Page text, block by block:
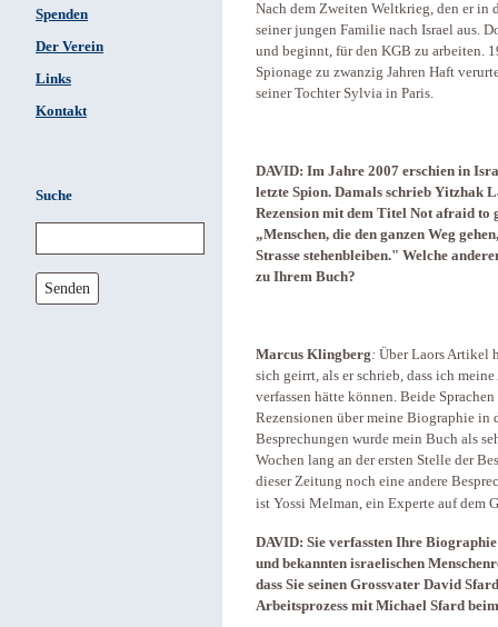
Spenden
Der Verein
Links
Kontakt
Suche
Senden
Nach dem Zweiten Weltkrieg, den er
seiner jungen Familie nach Israel aus.
und beginnt, für den KGB zu arbeiten.
Spionage zu zwanzig Jahren Haft
seiner Tochter Sylvia in Paris.
DAVID: Im Jahre 2007 erschien in
letzte Spion. Damals schrieb Yitzhak
Rezension mit dem Titel Not afraid to
„Menschen, die den ganzen Weg
Strasse stehenbleiben." Welche
zu Ihrem Buch?
Marcus Klingberg: Über Laors Artikel
sich geirrt, als er schrieb, dass ich
verfassen hätte können. Beide
Rezensionen über meine Biographie
Besprechungen wurde mein Buch als
Wochen lang an der ersten Stelle der
dieser Zeitung noch eine andere
ist Yossi Melman, ein Experte auf dem
DAVID: Sie verfassten Ihre
und bekannten israelischen
dass Sie seinen Grossvater David
Arbeitsprozess mit Michael Sfard